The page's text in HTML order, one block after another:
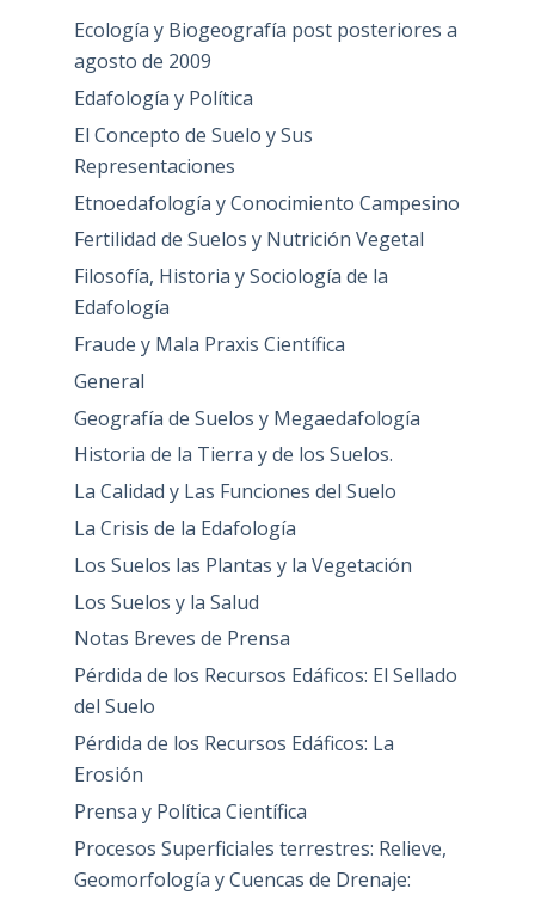
Ecología y Biogeografía post posteriores a
agosto de 2009
Edafología y Política
El Concepto de Suelo y Sus
Representaciones
Etnoedafología y Conocimiento Campesino
Fertilidad de Suelos y Nutrición Vegetal
Filosofía, Historia y Sociología de la
Edafología
Fraude y Mala Praxis Científica
General
Geografía de Suelos y Megaedafología
Historia de la Tierra y de los Suelos.
La Calidad y Las Funciones del Suelo
La Crisis de la Edafología
Los Suelos las Plantas y la Vegetación
Los Suelos y la Salud
Notas Breves de Prensa
Pérdida de los Recursos Edáficos: El Sellado
del Suelo
Pérdida de los Recursos Edáficos: La
Erosión
Prensa y Política Científica
Procesos Superficiales terrestres: Relieve,
Geomorfología y Cuencas de Drenaje: